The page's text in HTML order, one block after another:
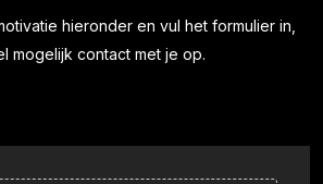
hieronder en vul het formulier in,
mogelijk contact met je op.